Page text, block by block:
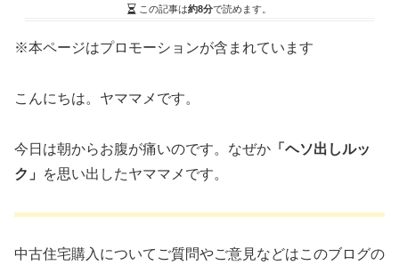
この記事は約8分で読めます。
※本ページはプロモーションが含まれています
こんにちは。ヤママメです。
今日は朝からお腹が痛いのです。なぜか 「ヘソ出しルッ
ク」
を思い出したヤママメです。
中古住宅購入についてご質問やご意見などはこのブログの